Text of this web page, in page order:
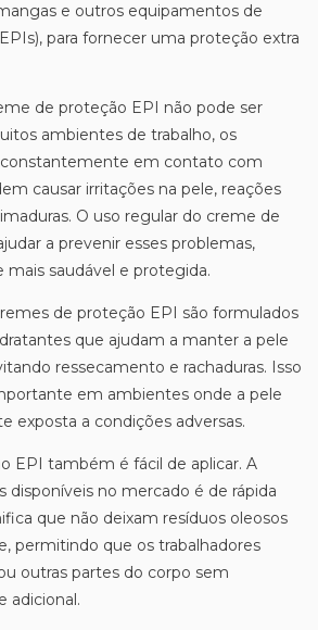
e outros equipamentos de
para fornecer uma proteção extra
de proteção EPI não pode ser
ambientes de trabalho, os
constantemente em contato com
causar irritações na pele, reações
O uso regular do creme de
a prevenir esses problemas,
mais saudável e protegida.
de proteção EPI são formulados
que ajudam a manter a pele
ressecamento e rachaduras. Isso
em ambientes onde a pele
exposta a condições adversas.
EPI também é fácil de aplicar. A
disponíveis no mercado é de rápida
que não deixam resíduos oleosos
permitindo que os trabalhadores
outras partes do corpo sem
adicional.